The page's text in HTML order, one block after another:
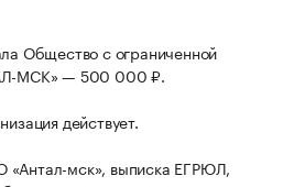
Общество с ограниченной
МСК» — 500 000 ₽.
действует.
мск», выписка ЕГРЮЛ,